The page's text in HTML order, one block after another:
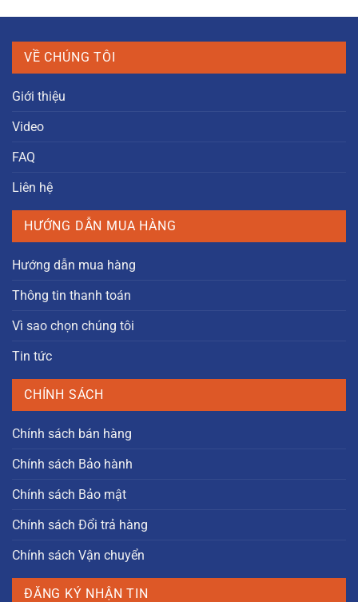
VỀ CHÚNG TÔI
Giới thiệu
Video
FAQ
Liên hệ
HƯỚNG DẪN MUA HÀNG
Hướng dẫn mua hàng
Thông tin thanh toán
Vì sao chọn chúng tôi
Tin tức
CHÍNH SÁCH
Chính sách bán hàng
Chính sách Bảo hành
Chính sách Bảo mật
Chính sách Đổi trả hàng
Chính sách Vận chuyển
ĐĂNG KÝ NHẬN TIN